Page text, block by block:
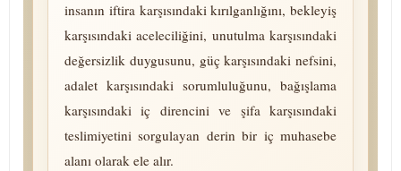
insanın iftira karşısındaki kı­rıl­gan­lığını, bekleyiş
karşısındaki aceleciliğini, unutulma karşısındaki
değersizlik duygusunu, güç karşısındaki nefsini,
adalet karşısındaki so­rum­lu­luğunu, bağışlama
karşısındaki iç direncini ve şifa karşısındaki
teslimiyetini sor­gu­layan derin bir iç mu­ha­se­be
alanı olarak ele alır.